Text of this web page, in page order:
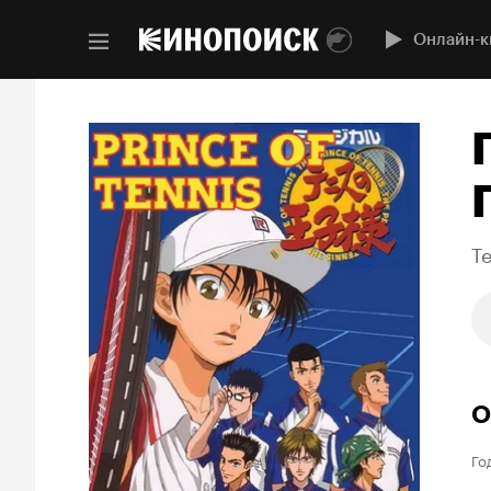
Онлайн-